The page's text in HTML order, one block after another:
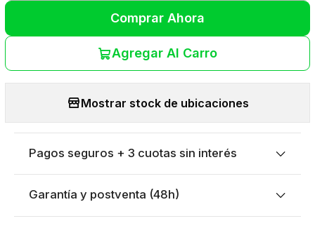
Agregar Al Carro
Comprar Ahora
Mostrar stock de ubicaciones
Pagos seguros + 3 cuotas sin interés
Garantía y postventa (48h)